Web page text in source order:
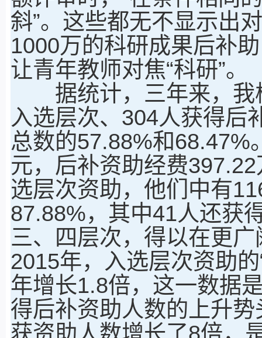
斜”。这些都无不显示出
1000万的科研成果后补
让青年教师对焦“科研”。
据统计，三年来，我
入选层次、304人获得后
总数的57.88%和68.47%
元，后补资助经费
选层次资助，他们中有
87.88%，其中41人还获
三、四层次，得以在更
2015年，入选层次资助
年增长1.8倍，这一数据
得后补资助人数的上升